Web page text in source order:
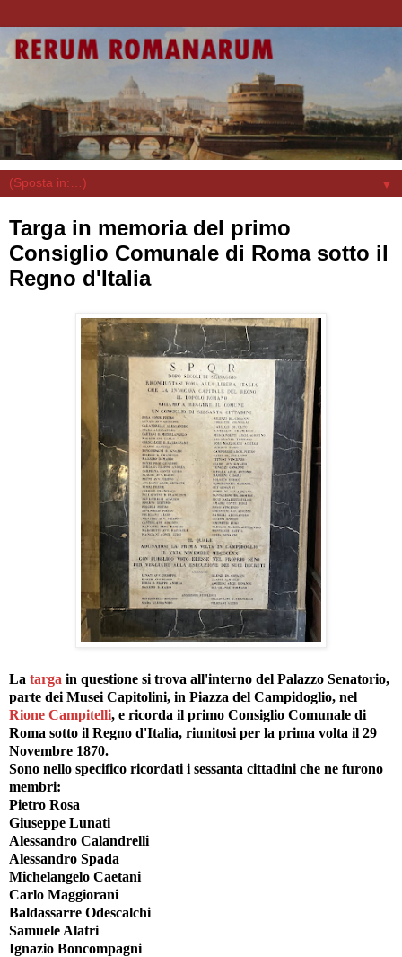
▼
Targa in memoria del primo
Consiglio Comunale di Roma sotto il
Regno d'Italia
La targa in questione si trova all'interno del Palazzo Senatorio,
parte dei Musei Capitolini, in Piazza del Campidoglio, nel
Rione Campitelli, e ricorda il primo Consiglio Comunale di
Roma sotto il Regno d'Italia, riunitosi per la prima volta il 29
Novembre 1870.
Sono nello specifico ricordati i sessanta cittadini che ne furono
membri:
Pietro Rosa
Giuseppe Lunati
Alessandro Calandrelli
Alessandro Spada
Michelangelo Caetani
Carlo Maggiorani
Baldassarre Odescalchi
Samuele Alatri
Ignazio Boncompagni